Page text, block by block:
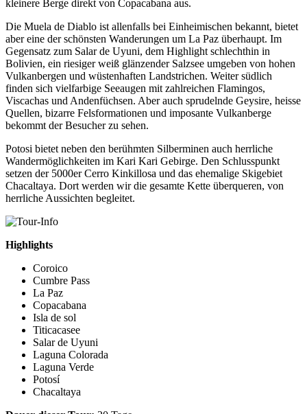
kleinere Berge direkt von Copacabana aus.
Die Muela de Diablo ist allenfalls bei Einheimischen bekannt, bietet
aber eine der schönsten Wanderungen um La Paz überhaupt. Im
Gegensatz zum Salar de Uyuni, dem Highlight schlechthin in
Bolivien, ein riesiger weiß glänzender Salzsee umgeben von hohen
Vulkanbergen und wüstenhaften Landstrichen. Weiter südlich
finden sich vielfarbige Seeaugen mit zahlreichen Flamingos,
Viscachas und Andenfüchsen. Aber auch sprudelnde Geysire, heisse
Quellen, bizarre Felsformationen und imposante Vulkanberge
bekommt der Besucher zu sehen.
Potosi bietet neben den berühmten Silberminen auch herrliche
Wandermöglichkeiten im Kari Kari Gebirge. Den Schlusspunkt
setzen der 5000er Cerro Kinkillosa und das ehemalige Skigebiet
Chacaltaya. Dort werden wir die gesamte Kette überqueren, von
herrliche Aussichten begleitet.
Highlights
Coroico
Cumbre Pass
La Paz
Copacabana
Isla de sol
Titicacasee
Salar de Uyuni
Laguna Colorada
Laguna Verde
Potosí
Chacaltaya